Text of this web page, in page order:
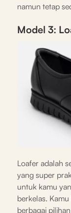
namun tetap
Model 3:
Loafer adalah
yang super
untuk kamu
berkelas.
berbagai